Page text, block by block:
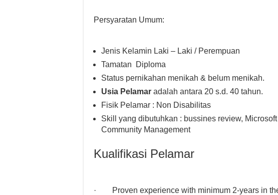
Persyaratan Umum:
Jenis Kelamin Laki – Laki / Perempuan
Tamatan Diploma
Status pernikahan menikah & belum menikah.
Usia Pelamar adalah antara 20 s.d. 40 tahun.
Fisik Pelamar : Non Disabilitas
Skill yang dibutuhkan : bussines review,
Community Management
Kualifikasi Pelamar
· Proven experience with minimum 2-years in